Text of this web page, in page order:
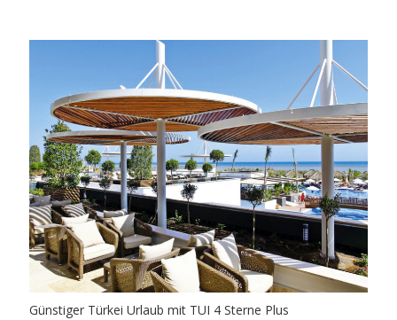
Günstiger Türkei Urlaub mit TUI 4 Sterne Plus